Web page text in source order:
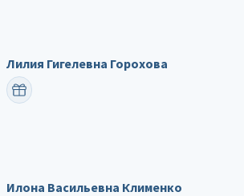
Лилия Гигелевна Горохова
ПОЗДРАВИТЬ
Илона Васильевна Клименко